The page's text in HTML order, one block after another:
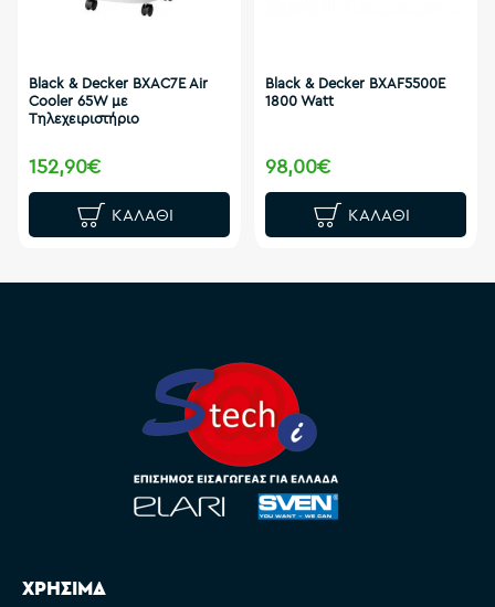
Black & Decker BXAC7E Air
Cooler 65W με
Τηλεχειριστήριο
152,90€
ΚΑΛΆΘΙ
Black & Decker BXAF5500E
1800 Watt
98,00€
ΚΑΛΆΘΙ
ΧΡΗΣΙΜΑ